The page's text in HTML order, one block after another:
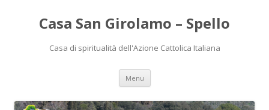
Casa San Girolamo – Spello
Casa di spiritualità dell'Azione Cattolica Italiana
Menu Vai
contenuto